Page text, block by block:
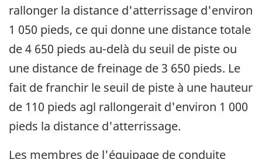
rallonger la distance d'atterrissage d'environ
1 050 pieds, ce qui donne une distance totale
de 4 650 pieds au-delà du seuil de piste ou
une distance de freinage de 3 650 pieds. Le
fait de franchir le seuil de piste à une hauteur
de 110 pieds agl rallongerait d'environ 1 000
pieds la distance d'atterrissage.
Les membres de l'équipage de conduite